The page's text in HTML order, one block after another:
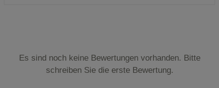
Es sind noch keine Bewertungen vorhanden. Bitte
schreiben Sie die erste Bewertung.